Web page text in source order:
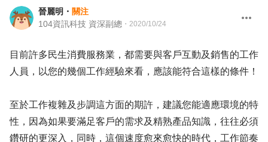
晉麗明 ・ 關注
104資訊科技 資深副總 ・ 2020/10/24
目前許多民生消費服務業，都需要與客戶互動及銷售的工作
人員，以您的幾個工作經驗來看，應該能符合這樣的條件！
至於工作複雜及步調這方面的期許，建議您能適應環境的特
性，因為如果要滿足客戶的需求及精熟產品知識，往往必須
鑽研的更深入，同時，這個速度愈來愈快的時代，工作節奏